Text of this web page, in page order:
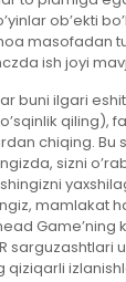
ob’ekti
masofadan
ish joyi
buni ilgari
qiling),
chiqing. Bu
sizni
mamlakat
Game’ning
sarguzashtlari
qiziqarli